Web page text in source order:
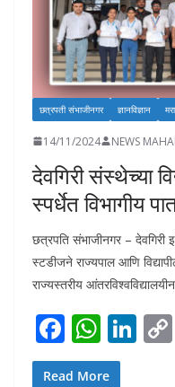
छत्रपती संभाजीनगर ज्ञानविज्ञान
14/11/2024 NEWS
देवगिरी संस्थेच्या
स्पर्धेत विभागीय
छत्रपति संभाजीनगर –
स्टडीजने राज्यपाल आणि
राज्यस्तरीय
F
ac
W
h
Li
Read More